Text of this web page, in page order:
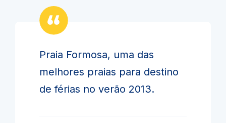
Praia Formosa, uma das
melhores praias para destino
de férias no verão 2013.